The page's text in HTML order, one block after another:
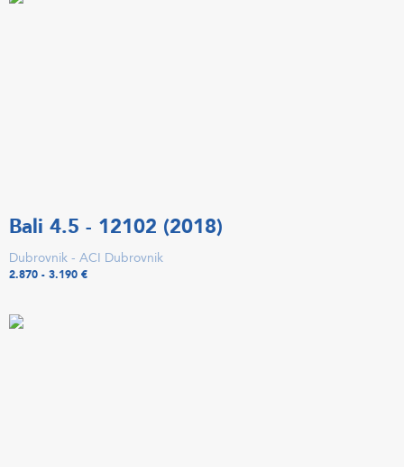
Bali 4.5 - 12102 (2018)
Dubrovnik - ACI Dubrovnik
2.870 - 3.190 €